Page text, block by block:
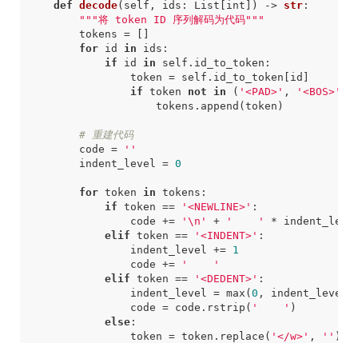
def decode( self , ids : List [ int ]) -> str:
"""将 token ID 序列解码为代码"""
tokens =
[]
for
id in ids :
if
id in self . id_to_token :
token = self . id_to_token [ id ]
if token not in ( '<PAD>' , '<BOS>'
tokens . append (token )
# 重建代码
code =
''
indent_level
= 0
for token in tokens :
if token == '<NEWLINE>' :
code += ' \n ' + '    ' *
elif token == '<INDENT>' :
indent_level
+=
1
code +=
'    '
elif token == '<DEDENT>' :
indent_level
= max (0 , indent_level
code = code . rstrip ( '    ' )
else:
token = token . replace ( '</w>' , '' )